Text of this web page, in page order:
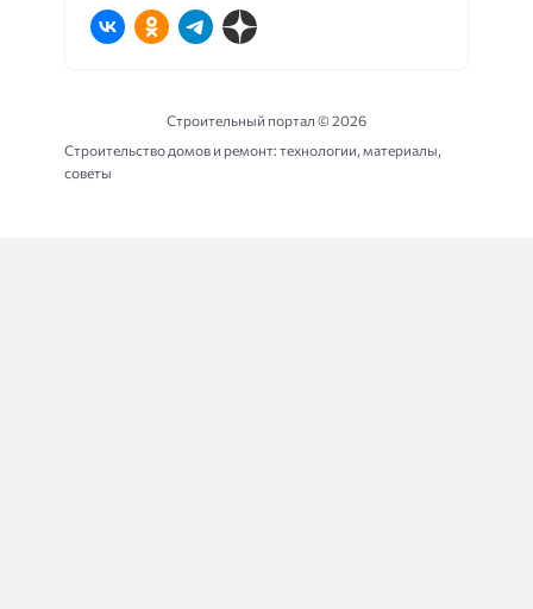
Строительный портал ©2026
Строительство домов и ремонт: технологии, материалы,
советы